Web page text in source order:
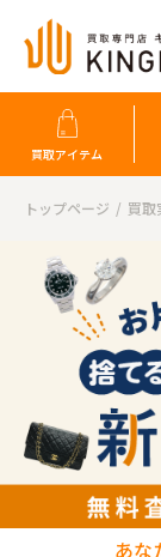
買取アイテム
トップページ 買取
あな